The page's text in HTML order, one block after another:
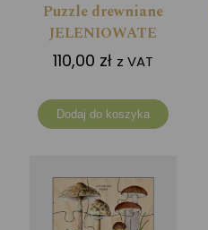
Puzzle drewniane
JELENIOWATE
110,00 zł z VAT
Dodaj do koszyka